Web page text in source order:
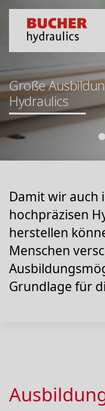
Große
Hydraulics
Damit wir auch
hochpräzisen
herstellen
Menschen
Grundlage für